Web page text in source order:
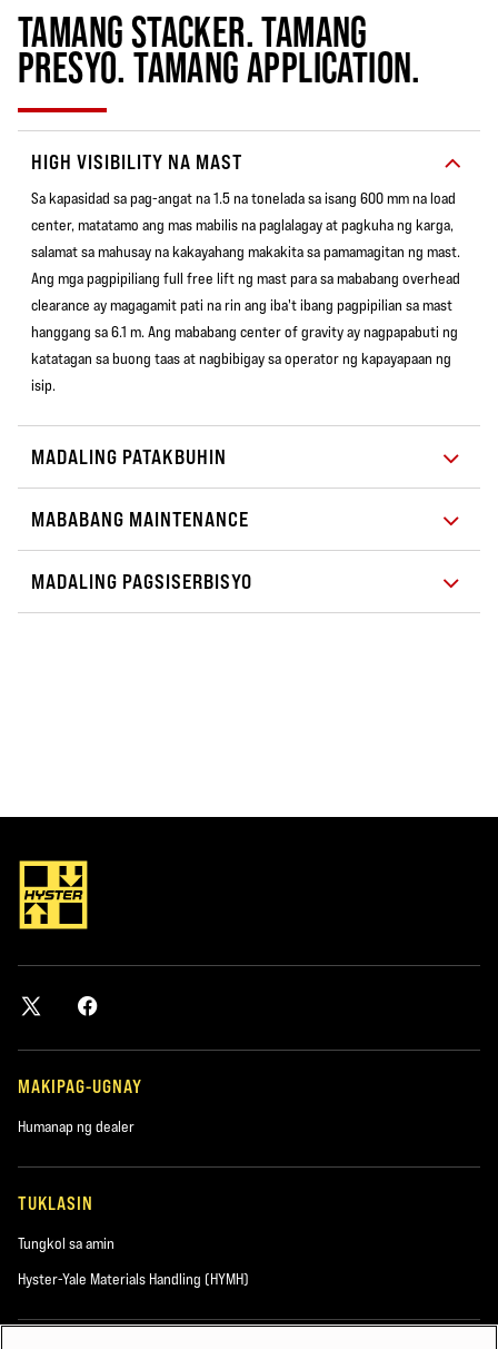
TAMANG STACKER. TAMANG
PRESYO. TAMANG APPLICATION.
HIGH VISIBILITY NA MAST
Sa kapasidad sa pag-angat na 1.5 na tonelada sa isang 600 mm na load
center, matatamo ang mas mabilis na paglalagay at pagkuha ng karga,
salamat sa mahusay na kakayahang makakita sa pamamagitan ng mast.
Ang mga pagpipiliang full free lift ng mast para sa mababang overhead
clearance ay magagamit pati na rin ang iba't ibang pagpipilian sa mast
hanggang sa 6.1 m. Ang mababang center of gravity ay nagpapabuti ng
katatagan sa buong taas at nagbibigay sa operator ng kapayapaan ng
isip.
MADALING PATAKBUHIN
MABABANG MAINTENANCE
MADALING PAGSISERBISYO
MAKIPAG-UGNAY
Humanap ng dealer
TUKLASIN
Tungkol sa amin
Hyster-Yale Materials Handling (HYMH)